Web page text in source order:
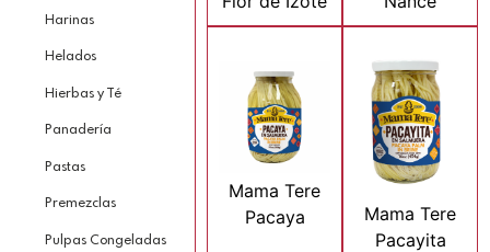
Harinas
Helados
Hierbas y Té
Panadería
Pastas
Premezclas
Pulpas Congeladas
Mama Tere
Pacaya
Mama Tere
Pacayita